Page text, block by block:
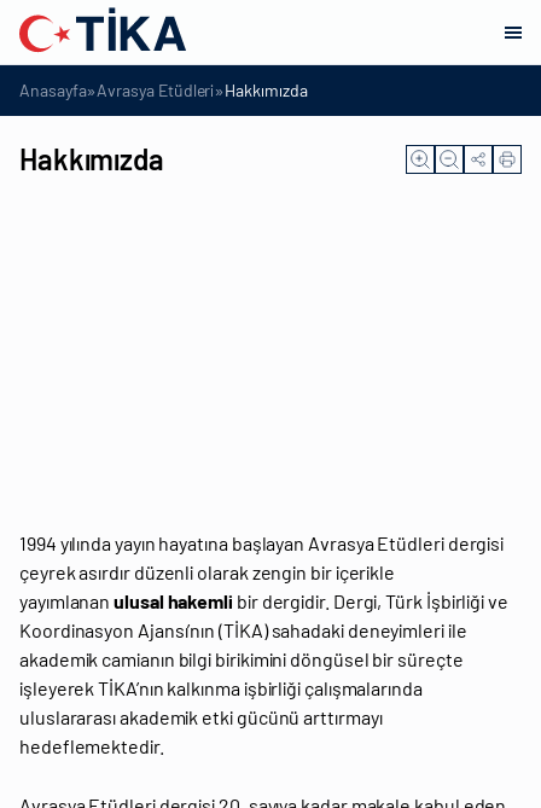
Anasayfa»Avrasya Etüdleri»Hakkımızda
Hakkımızda
1994 yılında yayın hayatına başlayan Avrasya Etüdleri dergisi
çeyrek asırdır düzenli olarak zengin bir içerikle
yayımlananulusal hakemli bir dergidir. Dergi, Türk İşbirliği ve
Koordinasyon Ajansı’nın (TİKA) sahadaki deneyimleri ile
akademik camianın bilgi birikimini döngüsel bir süreçte
işleyerek TİKA’nın kalkınma işbirliği çalışmalarında
uluslararası akademik etki gücünü arttırmayı
hedeflemektedir.